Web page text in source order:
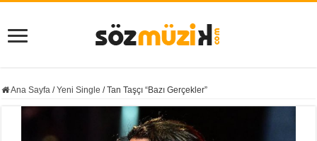
Ana Sayfa / Yeni Single / Tan Taşçı “Bazı Gerçekler”